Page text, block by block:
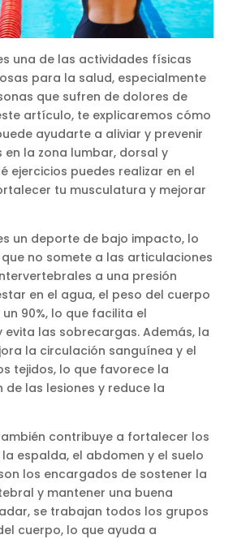
una de las actividades físicas
para la salud, especialmente
que sufren de dolores de
artículo, te explicaremos cómo
ayudarte a aliviar y prevenir
en la zona lumbar, dorsal y
ejercicios puedes realizar en el
tu musculatura y mejorar
un deporte de bajo impacto, lo
no somete a las articulaciones
a una presión
en el agua, el peso del cuerpo
90%, lo que facilita el
evita las sobrecargas. Además, la
la circulación sanguínea y el
tejidos, lo que favorece la
de las lesiones y reduce la
contribuye a fortalecer los
espalda, el abdomen y el suelo
los encargados de sostener la
y mantener una buena
se trabajan todos los grupos
cuerpo, lo que ayuda a